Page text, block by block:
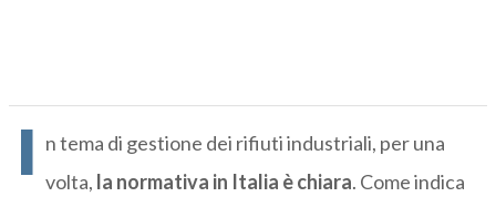
I n tema di gestione dei rifiuti industriali, per una
volta, la normativa in Italia è chiara. Come indica